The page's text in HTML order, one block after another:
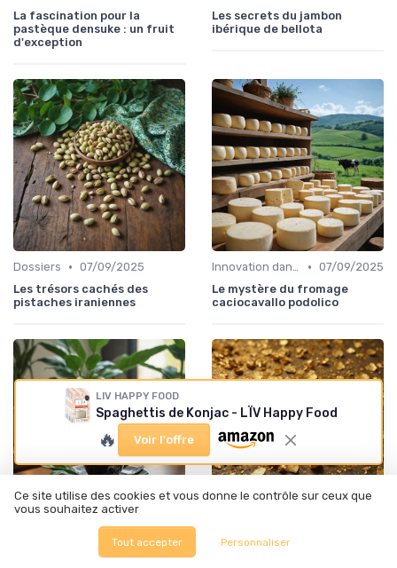
La fascination pour la
pastèque densuke : un fruit
d'exception
Les secrets du jambon
ibérique de bellota
Dossiers • 07/09/2025
Les trésors cachés des
pistaches iraniennes
Innovation dans la food • 07/09/2025
Le mystère du fromage
caciocavallo podolico
Innovation dans la food • 07/09/2025
Le mystère du café black
Les secrets des paillettes
LIV HAPPY FOOD
Spaghettis de Konjac - LÏV Happy Food
🔥 Voir l'offre
Ce site utilise des cookies et vous donne le contrôle sur ceux que
vous souhaitez activer
Tout accepter Personnaliser